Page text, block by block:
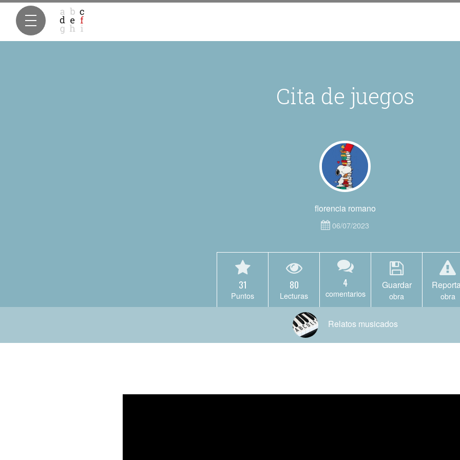
Cita de juegos
florencia romano
06/07/2023
31
Puntos
80
Lecturas
4
comentarios
Guardar
obra obra
Relatos musicados